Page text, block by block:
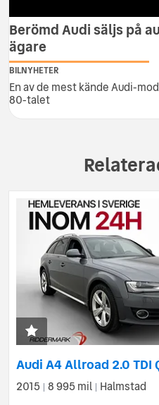
Berömd Audi säljs på
ägare
BILNYHETER
En av de mest kände Audi-
80-talet
2015 8 995 mil Halmstad